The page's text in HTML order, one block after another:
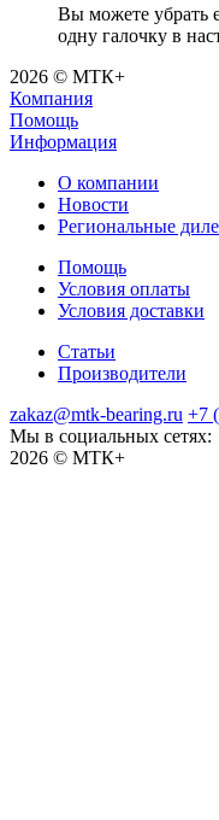
Вы можете убрать
одну галочку в
2026 © МТК+
Компания
Помощь
Информация
О компании
Новости
Региональные
Помощь
Условия оплаты
Условия доставки
Статьи
Производители
zakaz@mtk-bearing.ru +7
Мы в социальных сетях:
2026 © МТК+